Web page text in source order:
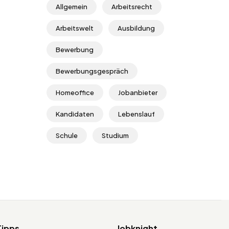
Allgemein Arbeitsrecht
Arbeitswelt Ausbildung
Bewerbung
Bewerbungsgespräch
Homeoffice Jobanbieter
Kandidaten Lebenslauf
Schule Studium